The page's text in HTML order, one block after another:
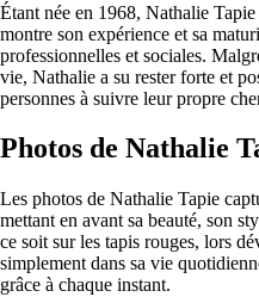
Étant née en 1968, Nathalie
montre son expérience et sa
professionnelles et sociales.
vie, Nathalie a su rester forte et
personnes à suivre leur propre
Photos de Nathalie
Les photos de Nathalie Tapie
mettant en avant sa beauté, son
ce soit sur les tapis rouges, lors
simplement dans sa vie
grâce à chaque instant.